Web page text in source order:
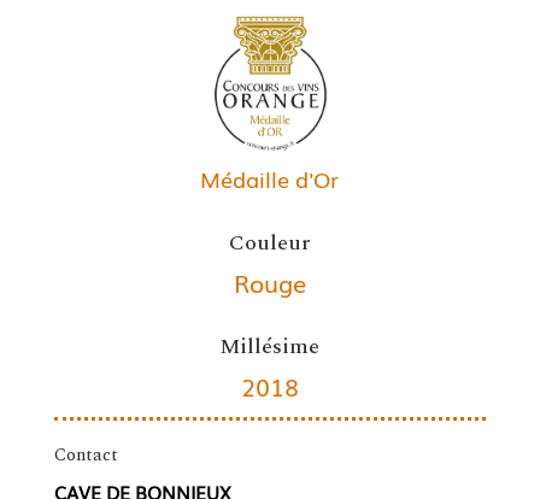
Médaille d'Or
Couleur
Rouge
Millésime
2018
Contact
CAVE DE BONNIEUX